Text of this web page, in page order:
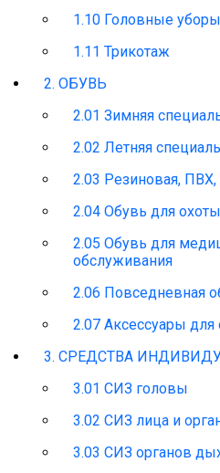
1.10 Головные уборы
1.11 Трикотаж
2. ОБУВЬ
2.01 Зимняя
2.02 Летняя
2.03 Резиновая, ПВХ,
2.04 Обувь для
2.05 Обувь для
обслуживания
2.06 Повседневная
2.07 Аксессуары для
3. СРЕДСТВА
3.01 СИЗ головы
3.02 СИЗ лица и
3.03 СИЗ органов